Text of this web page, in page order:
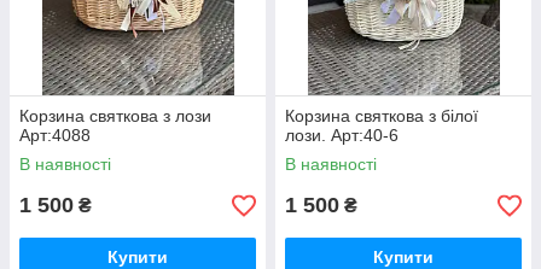
Корзина святкова з лози
Арт:4088
В наявності
1 500 ₴
Купити
Корзина святкова з білої
лози. Арт:40-6
В наявності
1 500 ₴
Купити